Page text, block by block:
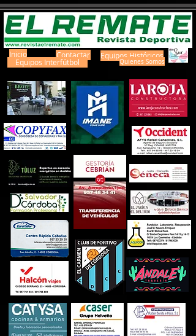
Inicio Contactar
Equipos Interfútbol
Equipos Históricos
Quienes Somos